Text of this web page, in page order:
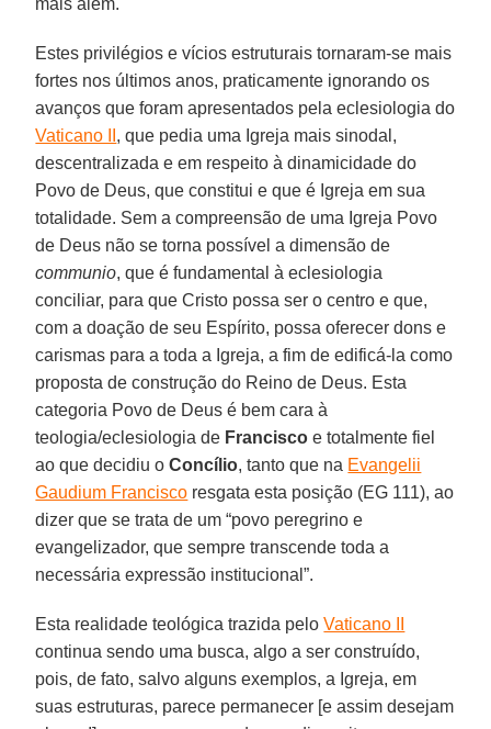
Estes privilégios e vícios estruturais tornaram-se mais
fortes nos últimos anos, praticamente ignorando os
avanços que foram apresentados pela eclesiologia do
Vaticano II , que pedia uma Igreja mais sinodal,
descentralizada e em respeito à dinamicidade do
Povo de Deus, que constitui e que é Igreja em sua
totalidade. Sem a compreensão de uma Igreja Povo
de Deus não se torna possível a dimensão de
communio, que é fundamental à eclesiologia
conciliar, para que Cristo possa ser o centro e que,
com a doação de seu Espírito, possa oferecer dons e
carismas para a toda a Igreja, a fim de edificá-la como
proposta de construção do Reino de Deus. Esta
categoria Povo de Deus é bem cara à
teologia/eclesiologia de Francisco e totalmente fiel
ao que decidiu oConcílio, tanto que na Evangelii
Gaudium Francisco resgata esta posição (EG 111), ao
dizer que se trata de um “povo peregrino e
evangelizador, que sempre transcende toda a
necessária expressão institucional”.
Esta realidade teológica trazida peloVaticano II
continua sendo uma busca, algo a ser construído,
pois, de fato, salvo alguns exemplos, a Igreja, em
suas estruturas, parece permanecer [e assim desejam